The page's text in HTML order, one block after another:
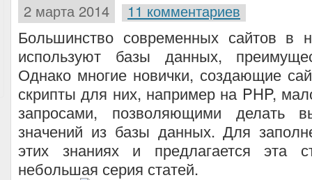
2 марта 2014 11 комментариев
Большинство современных сайтов в
используют базы данных,
Однако многие новички, создающие
скрипты для них, например на PHP,
запросами, позволяющими делать
значений из базы данных. Для
этих знаниях и предлагается эта
небольшая серия статей.